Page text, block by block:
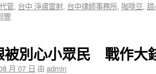
管, 台中 淨膚雷射, 台中律師事務所, 咖啡豆, 甜
響
被別心小眾民 戰作大
月 07 日 由 admin